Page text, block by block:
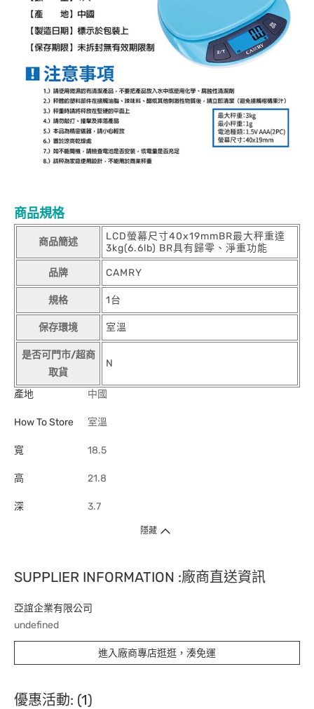
商品規格
商品簡述
LCD螢幕尺寸40x19mmBR最大秤重達
3kg(6.6lb) BR具有歸零、淨重功能
品牌 CAMRY
規格 1台
保存環境 室溫
是否可門市/超商
取貨
N
產地 中國
How To Store 室溫
寬 18.5
高 21.8
深 3.7
隱藏
SUPPLIER INFORMATION :廠商直送資訊
亞誼企業有限公司
undefined
進入廠商專店逛逛，湊免運
優惠活動: (1)